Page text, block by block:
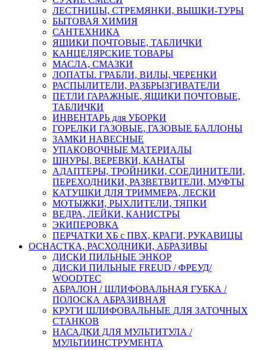
ЛЕСТНИЦЫ, СТРЕМЯНКИ, ВЫШКИ-ТУРЫ
БЫТОВАЯ ХИМИЯ
САНТЕХНИКА
ЯЩИКИ ПОЧТОВЫЕ, ТАБЛИЧКИ
КАНЦЕЛЯРСКИЕ ТОВАРЫ
МАСЛА, СМАЗКИ
ЛОПАТЫ. ГРАБЛИ, ВИЛЫ, ЧЕРЕНКИ
РАСПЫЛИТЕЛИ, РАЗБРЫЗГИВАТЕЛИ
ПЕТЛИ ГАРАЖНЫЕ, ЯЩИКИ ПОЧТОВЫЕ,
ТАБЛИЧКИ
ИНВЕНТАРЬ для УБОРКИ
ГОРЕЛКИ ГАЗОВЫЕ, ГАЗОВЫЕ БАЛЛОНЫ
ЗАМКИ НАВЕСНЫЕ
УПАКОВОЧНЫЕ МАТЕРИАЛЫ
ШНУРЫ, ВЕРЕВКИ, КАНАТЫ
АДАПТЕРЫ, ТРОЙНИКИ, СОЕДИНИТЕЛИ,
ПЕРЕХОДНИКИ, РАЗВЕТВИТЕЛИ, МУФТЫ
КАТУШКИ ДЛЯ ТРИММЕРА, ЛЕСКИ
МОТЫЖКИ, РЫХЛИТЕЛИ, ТЯПКИ
ВЕДРА, ЛЕЙКИ, КАНИСТРЫ
ЭКИПЕРОВКА
ПЕРЧАТКИ ХБ с ПВХ, КРАГИ, РУКАВИЦЫ
ОСНАСТКА, РАСХОДНИКИ, АБРАЗИВЫ
ДИСКИ ПИЛЬНЫЕ ЭНКОР
ДИСКИ ПИЛЬНЫЕ FREUD / ФРЕУД/
WOODTEC
АБРАЛОН / ШЛИФОВАЛЬНАЯ ГУБКА /
ПОЛОСКА АБРАЗИВНАЯ
КРУГИ ШЛИФОВАЛЬНЫЕ ДЛЯ ЗАТОЧНЫХ
СТАНКОВ
НАСАДКИ ДЛЯ МУЛЬТИТУЛА /
МУЛЬТИИНСТРУМЕНТА